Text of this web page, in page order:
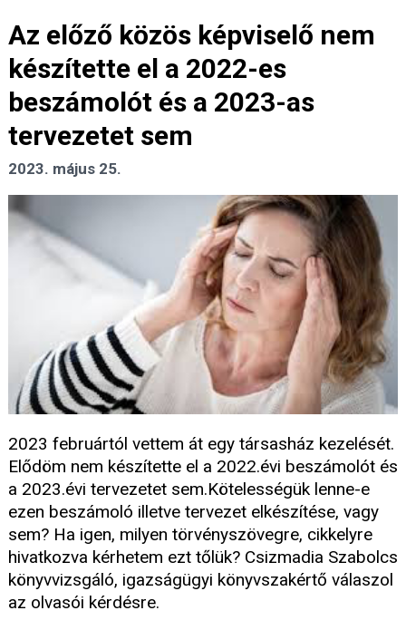
Az előző közös képviselő nem
készítette el a 2022-es
beszámolót és a 2023-as
tervezetet sem
2023. május 25.
2023 februártól vettem át egy társasház kezelését.
Elődöm nem készítette el a 2022.évi beszámolót és
a 2023.évi tervezetet sem.Kötelességük lenne-e
ezen beszámoló illetve tervezet elkészítése, vagy
sem? Ha igen, milyen törvényszövegre, cikkelyre
hivatkozva kérhetem ezt tőlük? Csizmadia Szabolcs
könyvvizsgáló, igazságügyi könyvszakértő válaszol
az olvasói kérdésre.